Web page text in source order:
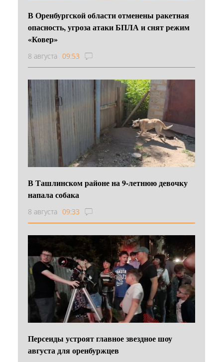
В Оренбургской области отменены ракетная
опасность, угроза атаки БПЛА и снят режим
«Ковер»
8 августа 09:53
В Ташлинском районе на 9-летнюю девочку
напала собака
8 августа 09:33
Персеиды устроят главное звездное шоу
августа для оренбуржцев